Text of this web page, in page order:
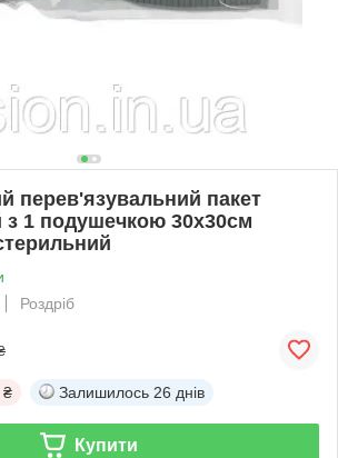
перев'язувальний пакет
з 1 подушечкою 30х30см
Роздріб
₴ Залишилось 26 днів
Купити